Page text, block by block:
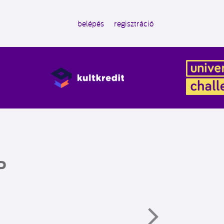
belépés regisztráció